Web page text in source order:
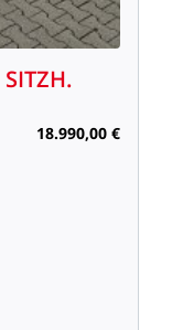
SITZH.
18.990,00 €